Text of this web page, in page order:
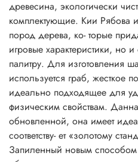
древесина, экологически
комплектующие. Кии Рябова
пород дерева, ко- торые
игровые характеристики, но
палитру. Для изготовления
используется граб, жесткое
идеально подходящее для
физическим свойствам.
обновленной, она имеет
соответству- ет «золотому
Запиленный новым